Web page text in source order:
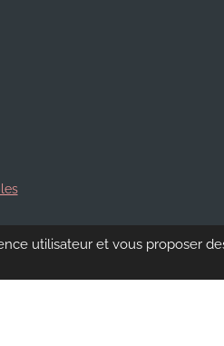
utilisateur et vous proposer
vente